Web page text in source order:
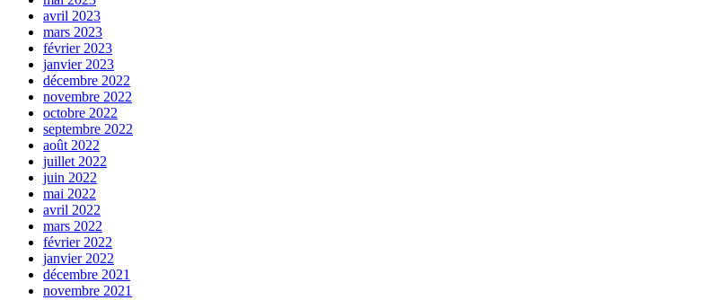
avril 2023
mars 2023
février 2023
janvier 2023
décembre 2022
novembre 2022
octobre 2022
septembre 2022
août 2022
juillet 2022
juin 2022
mai 2022
avril 2022
mars 2022
février 2022
janvier 2022
décembre 2021
novembre 2021